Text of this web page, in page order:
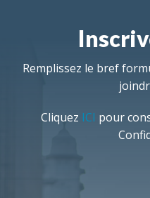
Remplissez le bref
Cliquez ICI pour